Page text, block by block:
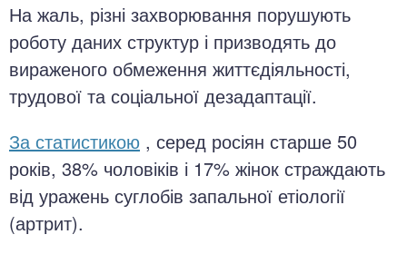
На жаль, різні захворювання порушують
роботу даних структур і призводять до
вираженого обмеження життєдіяльності,
трудової та соціальної дезадаптації.
За статистикою , серед росіян старше 50
років, 38% чоловіків і 17% жінок страждають
від уражень суглобів запальної етіології
(артрит).